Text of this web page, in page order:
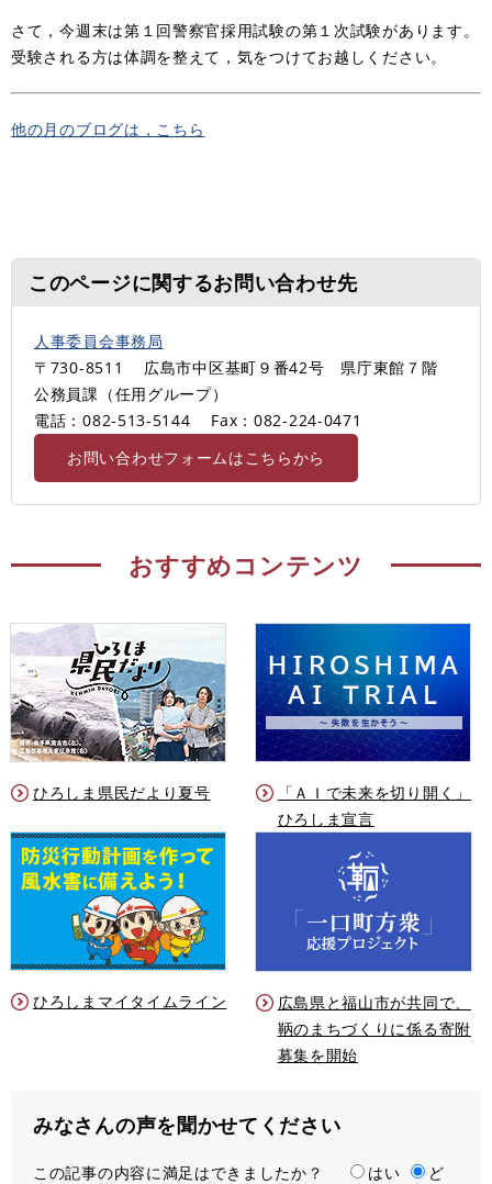
さて，今週末は第１回警察官採用試験の第１次試験があります。
受験される方は体調を整えて，気をつけてお越しください。
他の月のブログは，こちら
このページに関するお問い合わせ先
人事委員会事務局
〒730-8511
広島市中区基町９番42号 県庁東館７階
公務員課（任用グループ）
電話：082-513-5144
Fax：082-224-0471
お問い合わせフォームはこちらから
おすすめコンテンツ
ひろしま県民だより夏号
「ＡＩで未来を切り開く」
ひろしま宣言
ひろしまマイタイムライン
広島県と福山市が共同で、
鞆のまちづくりに係る寄附
募集を開始
みなさんの声を聞かせてください
満
この記事の内容に満足はできましたか？ はい
ど